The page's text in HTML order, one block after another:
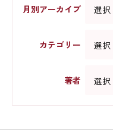
月別アーカイブ
カテゴリー
著者